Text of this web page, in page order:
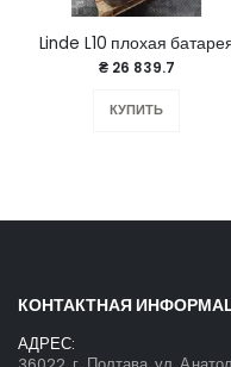
Linde L10 плохая
₴ 26 839.7
КУПИТЬ
КОНТАКТНАЯ
АДРЕС: